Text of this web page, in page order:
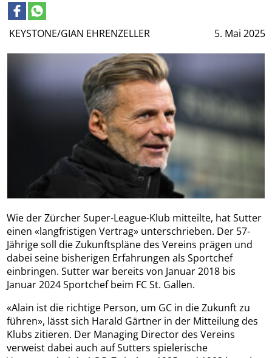
KEYSTONE/GIAN EHRENZELLER 5. Mai 2025
Wie der Zürcher Super-League-Klub mitteilte, hat Sutter
einen «langfristigen Vertrag» unterschrieben. Der 57-
Jährige soll die Zukunftspläne des Vereins prägen und
dabei seine bisherigen Erfahrungen als Sportchef
einbringen. Sutter war bereits von Januar 2018 bis
Januar 2024 Sportchef beim FC St. Gallen.
«Alain ist die richtige Person, um GC in die Zukunft zu
führen», lässt sich Harald Gärtner in der Mitteilung des
Klubs zitieren. Der Managing Director des Vereins
verweist dabei auch auf Sutters spielerische